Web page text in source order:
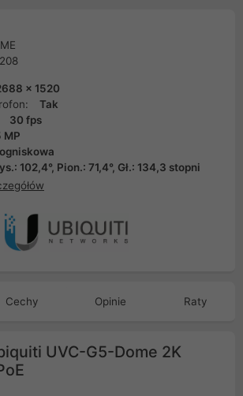
x 1520
Tak
30 fps
MP
102,4°, Pion.: 71,4°, Gł.: 134,3 stopni
Cechy Opinie Raty
UVC-G5-Dome 2K